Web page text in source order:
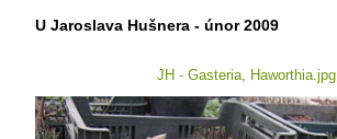
U Jaroslava Hušnera - únor 2009
JH - Gasteria, Haworthia.jpg